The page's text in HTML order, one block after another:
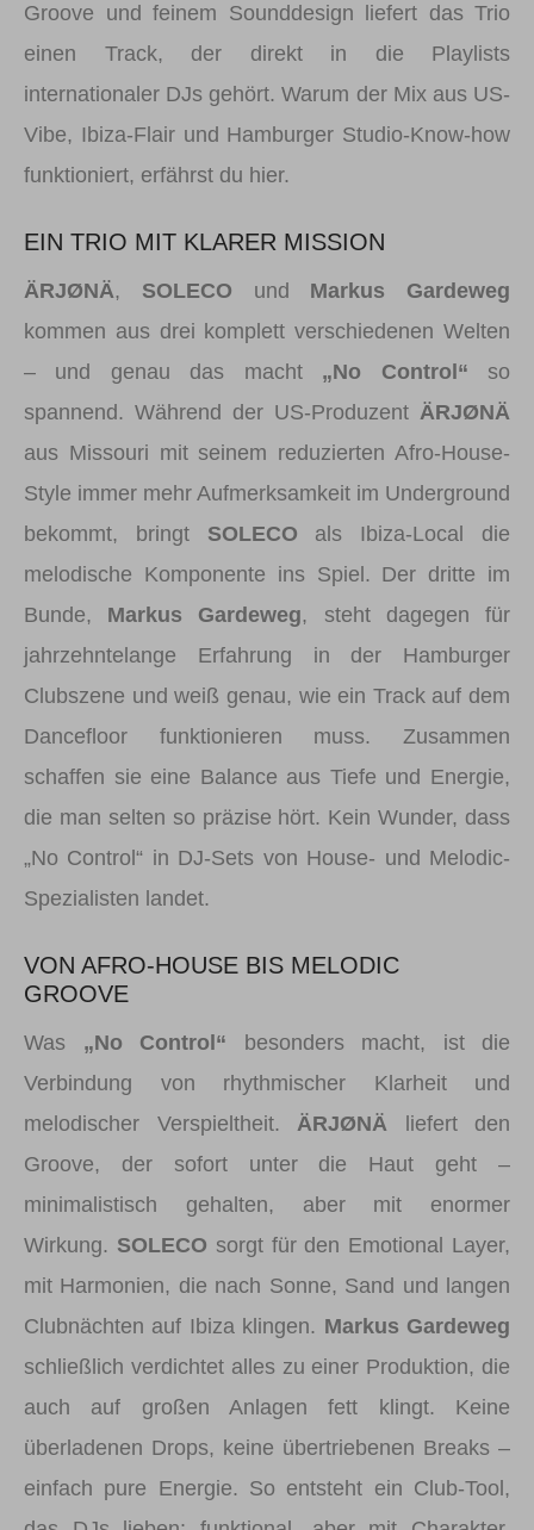
Groove und feinem Sounddesign liefert das Trio
einen Track, der direkt in die Playlists
internationaler DJs gehört. Warum der Mix aus US-
Vibe, Ibiza-Flair und Hamburger Studio-Know-how
funktioniert, erfährst du hier.
EIN TRIO MIT KLARER MISSION
ÄRJØNÄ, SOLECO und Markus Gardeweg
kommen aus drei komplett verschiedenen Welten
– und genau das macht „No Control“ so
spannend. Während der US-Produzent ÄRJØNÄ
aus Missouri mit seinem reduzierten Afro-House-
Style immer mehr Aufmerksamkeit im Underground
bekommt, bringt SOLECO als Ibiza-Local die
melodische Komponente ins Spiel. Der dritte im
Bunde, Markus Gardeweg, steht dagegen für
jahrzehntelange Erfahrung in der Hamburger
Clubszene und weiß genau, wie ein Track auf dem
Dancefloor funktionieren muss. Zusammen
schaffen sie eine Balance aus Tiefe und Energie,
die man selten so präzise hört. Kein Wunder, dass
„No Control“ in DJ-Sets von House- und Melodic-
Spezialisten landet.
VON AFRO-HOUSE BIS MELODIC
GROOVE
Was „No Control“ besonders macht, ist die
Verbindung von rhythmischer Klarheit und
melodischer Verspieltheit. ÄRJØNÄ liefert den
Groove, der sofort unter die Haut geht –
minimalistisch gehalten, aber mit enormer
Wirkung. SOLECO sorgt für den Emotional Layer,
mit Harmonien, die nach Sonne, Sand und langen
Clubnächten auf Ibiza klingen. Markus Gardeweg
schließlich verdichtet alles zu einer Produktion, die
auch auf großen Anlagen fett klingt. Keine
überladenen Drops, keine übertriebenen Breaks –
einfach pure Energie. So entsteht ein Club-Tool,